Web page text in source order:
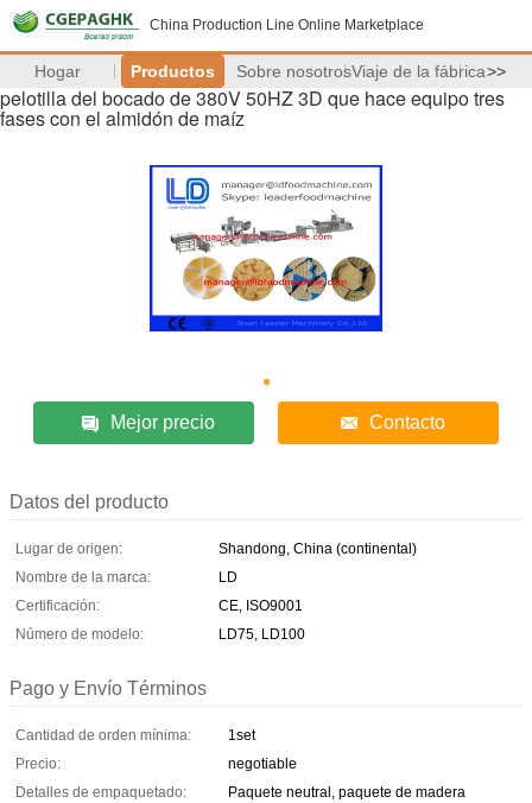
China Production Line Online Marketplace
Hogar Productos Sobre nosotrosViaje de la fábrica>>
pelotilla del bocado de 380V 50HZ 3D que hace equipo tres
fases con el almidón de maíz
Mejor precio Contacto
Datos del producto
Lugar de origen:
Shandong, China (continental)
Nombre de la marca:
LD
Certificación:
CE, ISO9001
Número de modelo:
LD75, LD100
Pago y Envío Términos
Cantidad de orden mínima:
1set
Precio:
negotiable
Detalles de empaquetado:
Paquete neutral, paquete de madera